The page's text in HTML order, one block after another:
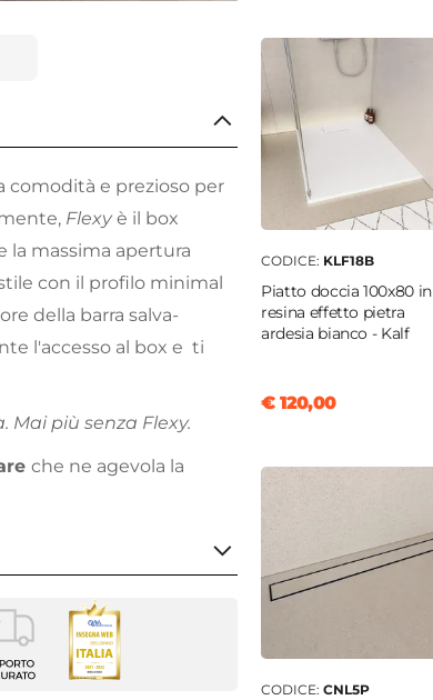
comodità e prezioso per
Flexy è il box
la massima apertura
con il profilo minimal
della barra salva-
l'accesso al box e ti
Mai più senza Flexy.
che ne agevola la
CODICE: KLF18B
Piatto doccia 100x80 in
resina effetto pietra
ardesia bianco - Kalf
€ 120,00
CODICE: CNL5P